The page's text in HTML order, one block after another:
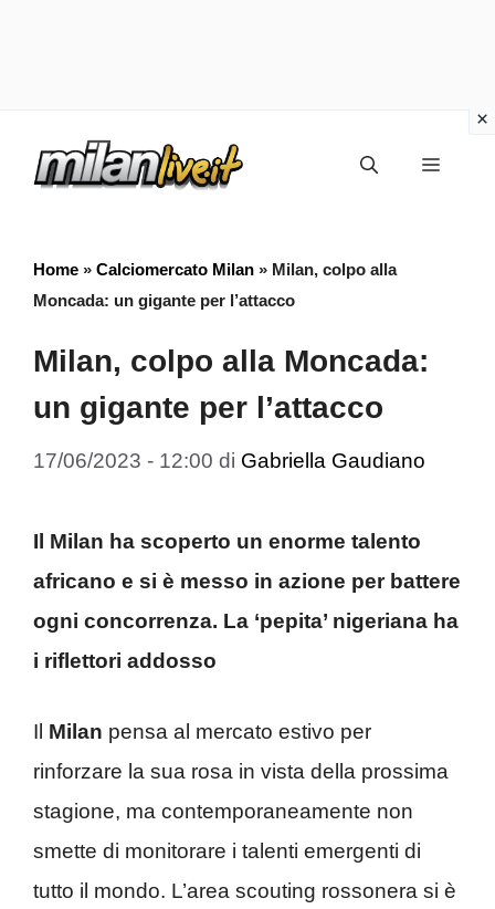
Menu
Home » Calciomercato Milan » Milan, colpo alla
Moncada: un gigante per l’attacco
Milan, colpo alla Moncada:
un gigante per l’attacco
17/06/2023 - 12:00 di Gabriella Gaudiano
Il Milan ha scoperto un enorme talento
africano e si è messo in azione per battere
ogni concorrenza. La ‘pepita’ nigeriana ha
i riflettori addosso
Il Milan pensa al mercato estivo per
rinforzare la sua rosa in vista della prossima
stagione, ma contemporaneamente non
smette di monitorare i talenti emergenti di
tutto il mondo. L’area scouting rossonera si è